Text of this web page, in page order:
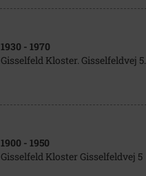
1930 - 1970
Gisselfeld Kloster. Gisselfeldvej 5.
1900 - 1950
Gisselfeld Kloster Gisselfeldvej 5